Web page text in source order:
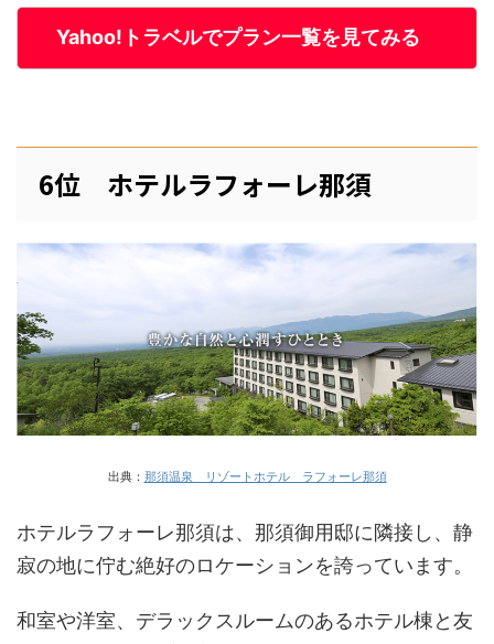
Yahoo!トラベルでプラン一覧を見てみる
6位 ホテルラフォーレ那須
出典： 那須温泉 リゾートホテル ラフォーレ那須
ホテルラフォーレ那須は、那須御用邸に隣接し、静
寂の地に佇む絶好のロケーションを誇っています。
和室や洋室、デラックスルームのあるホテル棟と友